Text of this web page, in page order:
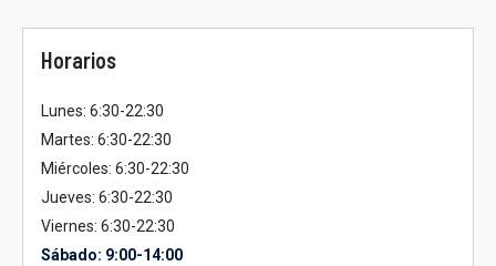
Horarios
Lunes: 6:30-22:30
Martes: 6:30-22:30
Miércoles: 6:30-22:30
Jueves: 6:30-22:30
Viernes: 6:30-22:30
Sábado: 9:00-14:00